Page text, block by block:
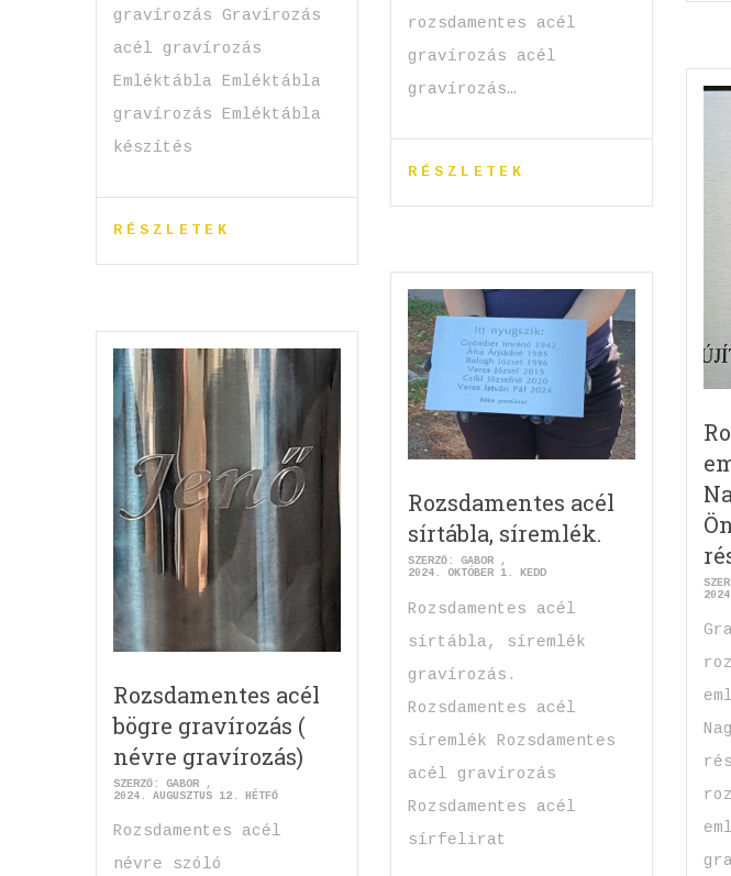
rozsdamentes acél
gravírozás acél
gravírozás…
RÉSZLETEK
gravírozás Gravírozás
acél gravírozás
Emléktábla Emléktábla
gravírozás Emléktábla
készítés
RÉSZLETEK
Rozsdamentes acél
sírtábla, síremlék.
SZERZŐ: GABOR
2024. OKTÓBER 1. KEDD
Rozsdamentes acél
sírtábla, síremlék
gravírozás.
Rozsdamentes acél
síremlék Rozsdamentes
acél gravírozás
Rozsdamentes acél
sírfelirat
Rozsdamentes acél
bögre gravírozás (
névre gravírozás)
SZERZŐ: GABOR
2024. AUGUSZTUS 12. HÉTFŐ
Rozsdamentes acél
névre szóló